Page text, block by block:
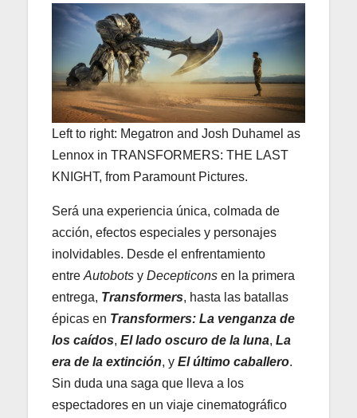
Left to right: Megatron and Josh Duhamel as
Lennox in TRANSFORMERS: THE LAST
KNIGHT, from Paramount Pictures.
Será una experiencia única, colmada de
acción, efectos especiales y personajes
inolvidables. Desde el enfrentamiento
entre Autobots y Decepticons en la primera
entrega, Transformers, hasta las batallas
épicas en Transformers: La venganza de
los caídos, El lado oscuro de la luna, La
era de la extinción, y El último caballero.
Sin duda una saga que lleva a los
espectadores en un viaje cinematográfico